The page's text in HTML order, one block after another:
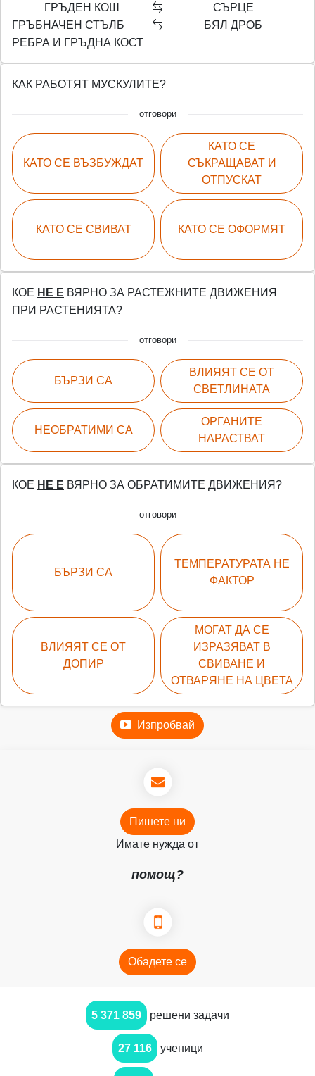
ГРЪДЕН КОШ
СЪРЦЕ
ГРЪБНАЧЕН СТЪЛБ
РЕБРА И ГРЪДНА КОСТ
БЯЛ ДРОБ
КАК РАБОТЯТ МУСКУЛИТЕ?
отговори
КАТО СЕ ВЪЗБУЖДАТ
КАТО СЕ СВИВАТ
КАТО СЕ
СЪКРАЩАВАТ И
ОТПУСКАТ
КАТО СЕ ОФОРМЯТ
КОЕ НЕ Е ВЯРНО ЗА РАСТЕЖНИТЕ ДВИЖЕНИЯ
ПРИ РАСТЕНИЯТА?
отговори
БЪРЗИ СА
НЕОБРАТИМИ СА
ВЛИЯЯТ СЕ ОТ
СВЕТЛИНАТА
ОРГАНИТЕ
НАРАСТВАТ
КОЕ НЕ Е ВЯРНО ЗА ОБРАТИМИТЕ ДВИЖЕНИЯ?
отговори
БЪРЗИ СА
ВЛИЯЯТ СЕ ОТ
ДОПИР
ТЕМПЕРАТУРАТА НЕ
ФАКТОР
МОГАТ ДА СЕ
ИЗРАЗЯВАТ В
СВИВАНЕ И
ОТВАРЯНЕ НА ЦВЕТА
Изпробвай
Пишете ни
Имате нужда от
помощ?
Обадете се
5 371 859 решени задачи
27 116 ученици